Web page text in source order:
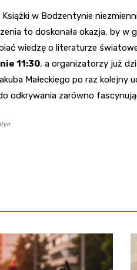
w Bodzentynie
to doskonała okazja, by
wiedzę o literaturze
11:30, a organizatorzy już
Małeckiego po raz
odkrywania zarówno